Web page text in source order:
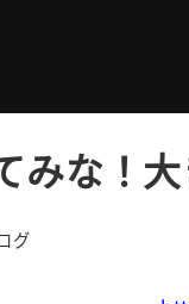
みな！
ー
グ